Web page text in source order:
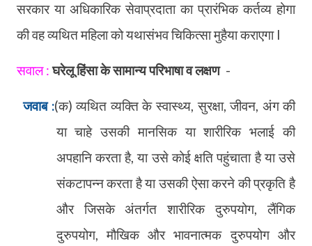
सरकार या अधिकारिक सेवाप्रदाता का प्रारंभिक कर्तव्य होगा
की वह व्यथित महिला को यथासंभव चिकित्सा मुहैया कराएगा l
सवाल :घरेलू हिंसा के सामान्य परिभाषा व लक्षण -
जवाब :(क) व्यथित व्यक्ति के स्वास्थ्य,सुरक्षा,जीवन, अंग की
या चाहे उसकी मानसिक या शारीरिक भलाई की
अपहानि करता है,या उसे कोई क्षति पहुंचाता है या उसे
संकटापन्न करता है या उसकी ऐसा करने की प्रकृति है
और जिसके अंतर्गत शारीरिक दुरुपयोग,लैंगिक
दुरुपयोग,मौखिक और भावनात्मक दुरुपयोग और